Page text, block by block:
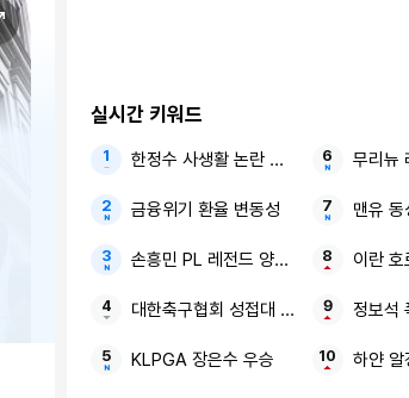
실시간 키워드
한정수 사생활 논란 황정민
금융위기 환율 변동성
손흥민 PL 레전드 양발 슈팅
대한축구협회 성접대 심판
KLPGA 장은수 우승
무리뉴
맨유 동
이란 호
정보석
하얀 알